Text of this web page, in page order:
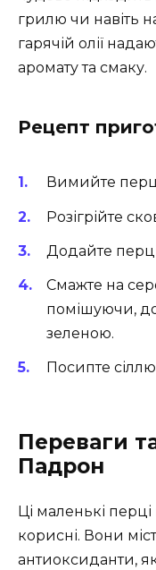
грилю чи навіть
гарячій олії
аромату та смаку.
Рецепт
Вимийте
Розігрійте
Додайте
Смажте на
помішуючи,
зеленою.
Посипте
Переваги
Падрон
Ці маленькі
корисні. Вони
антиоксиданти,